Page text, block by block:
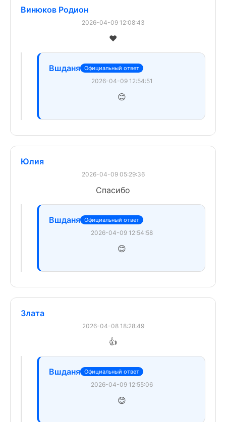
Винюков Родион
2026-04-09 12:08:43
❤️
Вшданя Официальный ответ
2026-04-09 12:54:51
😊
Юлия
2026-04-09 05:29:36
Спасибо
Вшданя Официальный ответ
2026-04-09 12:54:58
😊
Злата
2026-04-08 18:28:49
👍
Вшданя Официальный ответ
2026-04-09 12:55:06
😊